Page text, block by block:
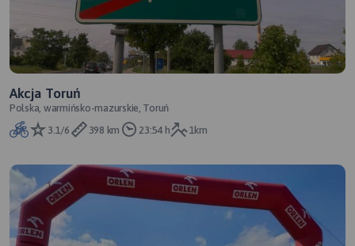
Akcja Toruń
Polska, warmińsko-mazurskie, Toruń
3.1/6
398 km 23:54 h 1km